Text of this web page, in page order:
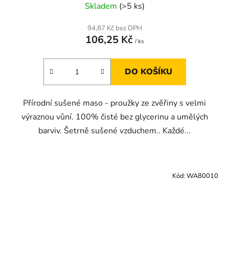
Skladem (>5 ks)
94,87 Kč bez DPH
106,25 Kč / ks
DO KOŠÍKU
Přírodní sušené maso - proužky ze zvěřiny s velmi
výraznou vůní. 100% čisté bez glycerinu a umělých
barviv. Šetrně sušené vzduchem.. Každé...
Kód: WA80010